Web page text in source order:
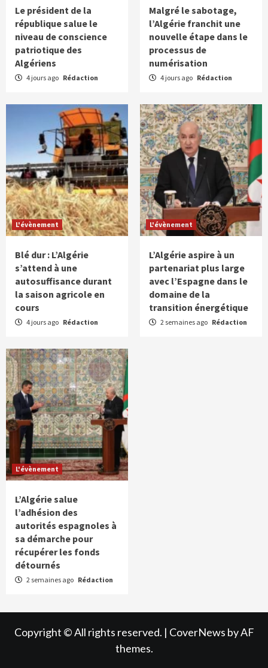
Le président de la
république salue le
niveau de conscience
patriotique des
Algériens
4 jours ago Rédaction
Malgré le sabotage,
l’Algérie franchit une
nouvelle étape dans le
processus de
numérisation
4 jours ago Rédaction
L'évènement
Blé dur : L’Algérie
s’attend à une
autosuffisance durant
la saison agricole en
cours
4 jours ago Rédaction
L'évènement
L’Algérie aspire à un
partenariat plus large
avec l’Espagne dans le
domaine de la
transition énergétique
2 semaines ago Rédaction
L'évènement
L’Algérie salue
l’adhésion des
autorités espagnoles à
sa démarche pour
récupérer les fonds
détournés
2 semaines ago Rédaction
Copyright © All rights reserved. | CoverNews by AF
themes.